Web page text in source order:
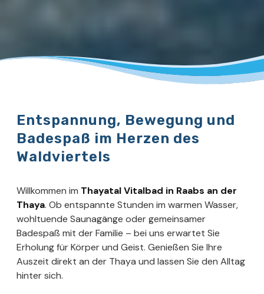
Entspannung, Bewegung und
Badespaß im Herzen des
Waldviertels
Willkommen im Thayatal Vitalbad in Raabs an der
Thaya. Ob entspannte Stunden im warmen Wasser,
wohltuende Saunagänge oder gemeinsamer
Badespaß mit der Familie – bei uns erwartet Sie
Erholung für Körper und Geist. Genießen Sie Ihre
Auszeit direkt an der Thaya und lassen Sie den Alltag
hinter sich.